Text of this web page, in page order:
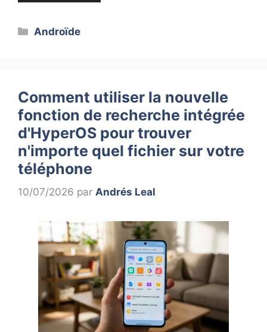
Catégories
Androïde
Comment utiliser la nouvelle
fonction de recherche intégrée
d'HyperOS pour trouver
n'importe quel fichier sur votre
téléphone
10/07/2026 par Andrés Leal